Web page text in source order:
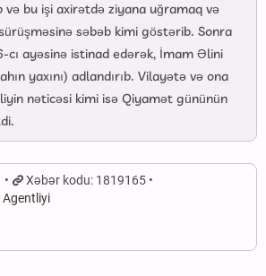
və bu işi axirətdə ziyana uğramaq və
səbəb kimi göstərib. Sonra
cı ayəsinə istinad edərək, İmam Əlini
yaxını) adlandırıb. Vilayətə və ona
nəticəsi kimi isə Qiyamət gününün
Xəbər kodu: 1819165
Agentliyi